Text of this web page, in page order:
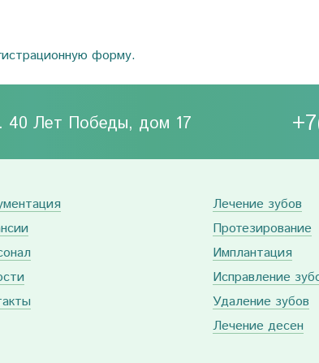
форму.
40 Лет Победы, дом 17
Лечение зубов
Протезирование
Имплантация
Исправление
Удаление зубов
Лечение десен